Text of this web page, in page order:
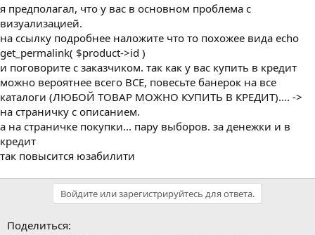
я предполагал, что у вас в основном проблема с
визуализацией.
на ссылку подробнее наложите что то похожее вида echo
get_permalink( $product->id )
и поговорите с заказчиком. так как у вас купить в кредит
можно вероятнее всего ВСЕ, повесьте банерок на все
каталоги (ЛЮБОЙ ТОВАР МОЖНО КУПИТЬ В КРЕДИТ).... ->
на страничку с описанием.
а на страничке покупки... пару выборов. за денежки и в
кредит
так повысится юзабилити
Войдите или зарегистрируйтесь для ответа.
Поделиться: